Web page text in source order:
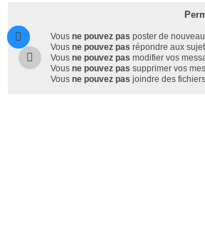
Vous ne pouvez pas poster de
Vous ne pouvez pas répondre aux
Vous ne pouvez pas modifier vos
Vous ne pouvez pas supprimer vos
Vous ne pouvez pas joindre des fichiers